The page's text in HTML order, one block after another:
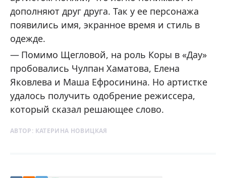
дополняют друг друга. Так у ее персонажа
появились имя, экранное время и стиль в
одежде.
Помимо Щегловой, на роль Коры в «Дау»
пробовались Чулпан Хаматова, Елена
Яковлева и Маша Ефросинина. Но артистке
удалось получить одобрение режиссера,
который сказал решающее слово.
АВТОР: КАТЕРИНА НОВИЦКАЯ